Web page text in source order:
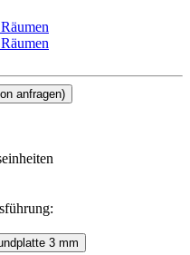
anfragen)
3 mm